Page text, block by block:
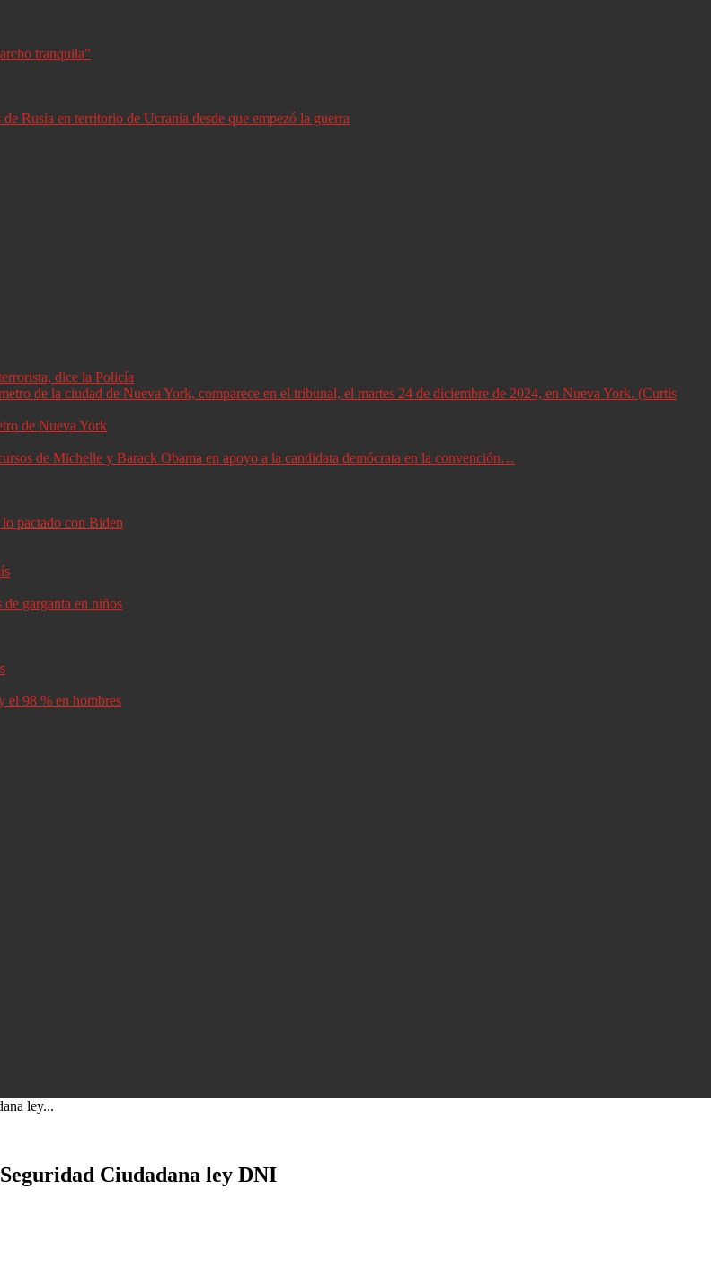
tranquila”
Rusia en territorio de Ucrania desde que empezó la guerra
dice la Policía
de Nueva York
de Michelle y Barack Obama en apoyo a la candidata demócrata en la convención…
pactado con Biden
garganta en niños
el 98 % en hombres
ley...
Ciudadana ley DNI